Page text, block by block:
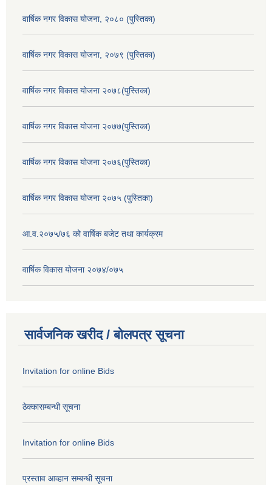
वार्षिक नगर विकास योजना, २०८० (पुस्तिका)
वार्षिक नगर विकास योजना, २०७९ (पुस्तिका)
वार्षिक नगर विकास योजना २०७८(पुस्तिका)
वार्षिक नगर विकास योजना २०७७(पुस्तिका)
वार्षिक नगर विकास योजना २०७६(पुस्तिका)
वार्षिक नगर विकास योजना २०७५ (पुस्तिका)
आ.व.२०७५/७६ को वार्षिक बजेट तथा कार्यक्रम
वार्षिक विकास योजना २०७४/०७५
सार्वजनिक खरीद / बोलपत्र सूचना
Invitation for online Bids
ठेक्कासम्बन्धी सूचना
Invitation for online Bids
प्रस्ताव आव्हान सम्बन्धी सूचना